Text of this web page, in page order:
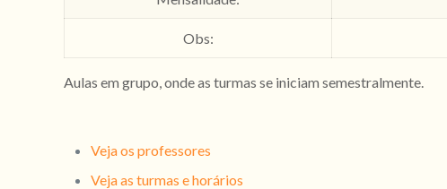
Obs:
Aulas em grupo, onde as turmas se iniciam semestralmente.
Veja os professores
Veja as turmas e horários